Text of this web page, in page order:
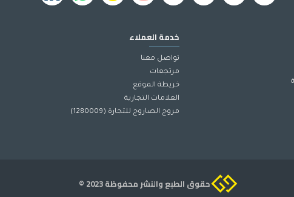
خدمة العملاء
تواصل معنا
مرتجعات
خريطة الموقع
العلامات التجارية
مروج الصاروج للتجارة (1280009)
حقوق الطبع والنشر محفوظة 2023 ©